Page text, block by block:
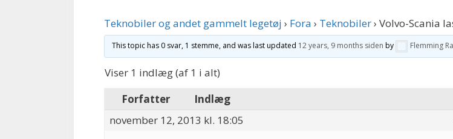
Teknobiler og andet gammelt legetøj › Fora › Teknobiler› Volvo-Scania
This topic has 0 svar, 1 stemme, and was last updated 12 years, 9 months siden by Flemming
Viser 1 indlæg (af 1 i alt)
Forfatter
Indlæg
november 12, 2013 kl. 18:05